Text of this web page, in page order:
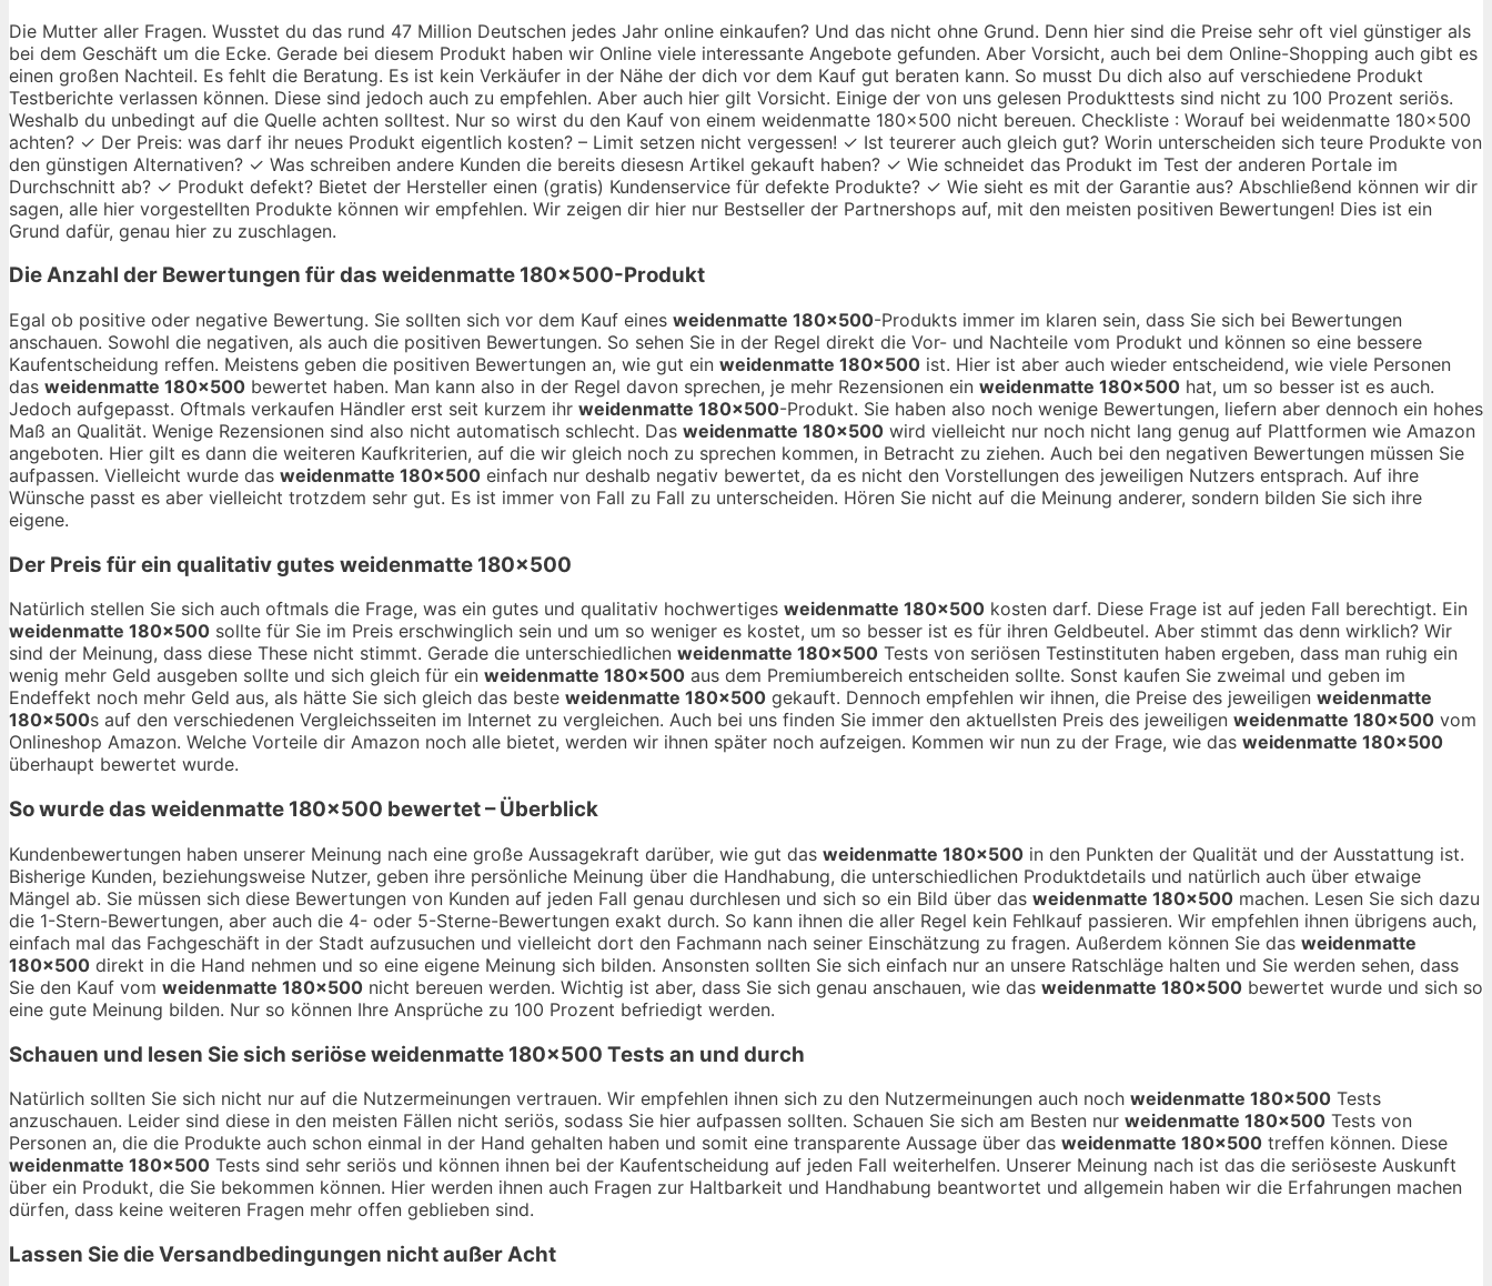
Die Mutter aller Fragen. Wusstet du das rund 47 Million Deutschen jedes Jahr online einkaufen? Und das nicht ohne Grund. Denn hier sind die Preise sehr oft viel günstiger als
bei dem Geschäft um die Ecke. Gerade bei diesem Produkt haben wir Online viele interessante Angebote gefunden. Aber Vorsicht, auch bei dem Online-Shopping auch gibt es
einen großen Nachteil. Es fehlt die Beratung. Es ist kein Verkäufer in der Nähe der dich vor dem Kauf gut beraten kann. So musst Du dich also auf verschiedene Produkt
Testberichte verlassen können. Diese sind jedoch auch zu empfehlen. Aber auch hier gilt Vorsicht. Einige der von uns gelesen Produkttests sind nicht zu 100 Prozent seriös.
Weshalb du unbedingt auf die Quelle achten solltest. Nur so wirst du den Kauf von einem weidenmatte 180×500 nicht bereuen. Checkliste : Worauf bei weidenmatte 180×500
achten? ✓ Der Preis: was darf ihr neues Produkt eigentlich kosten? – Limit setzen nicht vergessen! ✓ Ist teurerer auch gleich gut? Worin unterscheiden sich teure Produkte von
den günstigen Alternativen? ✓ Was schreiben andere Kunden die bereits diesesn Artikel gekauft haben? ✓ Wie schneidet das Produkt im Test der anderen Portale im
Durchschnitt ab? ✓ Produkt defekt? Bietet der Hersteller einen (gratis) Kundenservice für defekte Produkte? ✓ Wie sieht es mit der Garantie aus? Abschließend können wir dir
sagen, alle hier vorgestellten Produkte können wir empfehlen. Wir zeigen dir hier nur Bestseller der Partnershops auf, mit den meisten positiven Bewertungen! Dies ist ein
Grund dafür, genau hier zu zuschlagen.
Die Anzahl der Bewertungen für das weidenmatte 180×500-Produkt
Egal ob positive oder negative Bewertung. Sie sollten sich vor dem Kauf eines weidenmatte 180×500-Produkts immer im klaren sein, dass Sie sich bei Bewertungen
anschauen. Sowohl die negativen, als auch die positiven Bewertungen. So sehen Sie in der Regel direkt die Vor- und Nachteile vom Produkt und können so eine bessere
Kaufentscheidung reffen. Meistens geben die positiven Bewertungen an, wie gut ein weidenmatte 180×500 ist. Hier ist aber auch wieder entscheidend, wie viele Personen
das weidenmatte 180×500 bewertet haben. Man kann also in der Regel davon sprechen, je mehr Rezensionen ein weidenmatte 180×500 hat, um so besser ist es auch.
Jedoch aufgepasst. Oftmals verkaufen Händler erst seit kurzem ihr weidenmatte 180×500-Produkt. Sie haben also noch wenige Bewertungen, liefern aber dennoch ein hohes
Maß an Qualität. Wenige Rezensionen sind also nicht automatisch schlecht. Das weidenmatte 180×500 wird vielleicht nur noch nicht lang genug auf Plattformen wie Amazon
angeboten. Hier gilt es dann die weiteren Kaufkriterien, auf die wir gleich noch zu sprechen kommen, in Betracht zu ziehen. Auch bei den negativen Bewertungen müssen Sie
aufpassen. Vielleicht wurde das weidenmatte 180×500 einfach nur deshalb negativ bewertet, da es nicht den Vorstellungen des jeweiligen Nutzers entsprach. Auf ihre
Wünsche passt es aber vielleicht trotzdem sehr gut. Es ist immer von Fall zu Fall zu unterscheiden. Hören Sie nicht auf die Meinung anderer, sondern bilden Sie sich ihre
eigene.
Der Preis für ein qualitativ gutes weidenmatte 180×500
Natürlich stellen Sie sich auch oftmals die Frage, was ein gutes und qualitativ hochwertiges weidenmatte 180×500 kosten darf. Diese Frage ist auf jeden Fall berechtigt. Ein
weidenmatte 180×500 sollte für Sie im Preis erschwinglich sein und um so weniger es kostet, um so besser ist es für ihren Geldbeutel. Aber stimmt das denn wirklich? Wir
sind der Meinung, dass diese These nicht stimmt. Gerade die unterschiedlichen weidenmatte 180×500 Tests von seriösen Testinstituten haben ergeben, dass man ruhig ein
wenig mehr Geld ausgeben sollte und sich gleich für ein weidenmatte 180×500 aus dem Premiumbereich entscheiden sollte. Sonst kaufen Sie zweimal und geben im
Endeffekt noch mehr Geld aus, als hätte Sie sich gleich das beste weidenmatte 180×500 gekauft. Dennoch empfehlen wir ihnen, die Preise des jeweiligen weidenmatte
180×500s auf den verschiedenen Vergleichsseiten im Internet zu vergleichen. Auch bei uns finden Sie immer den aktuellsten Preis des jeweiligen weidenmatte 180×500 vom
Onlineshop Amazon. Welche Vorteile dir Amazon noch alle bietet, werden wir ihnen später noch aufzeigen. Kommen wir nun zu der Frage, wie das weidenmatte 180×500
überhaupt bewertet wurde.
So wurde das weidenmatte 180×500 bewertet – Überblick
Kundenbewertungen haben unserer Meinung nach eine große Aussagekraft darüber, wie gut das weidenmatte 180×500 in den Punkten der Qualität und der Ausstattung ist.
Bisherige Kunden, beziehungsweise Nutzer, geben ihre persönliche Meinung über die Handhabung, die unterschiedlichen Produktdetails und natürlich auch über etwaige
Mängel ab. Sie müssen sich diese Bewertungen von Kunden auf jeden Fall genau durchlesen und sich so ein Bild über das weidenmatte 180×500 machen. Lesen Sie sich dazu
die 1-Stern-Bewertungen, aber auch die 4- oder 5-Sterne-Bewertungen exakt durch. So kann ihnen die aller Regel kein Fehlkauf passieren. Wir empfehlen ihnen übrigens auch,
einfach mal das Fachgeschäft in der Stadt aufzusuchen und vielleicht dort den Fachmann nach seiner Einschätzung zu fragen. Außerdem können Sie das weidenmatte
180×500 direkt in die Hand nehmen und so eine eigene Meinung sich bilden. Ansonsten sollten Sie sich einfach nur an unsere Ratschläge halten und Sie werden sehen, dass
Sie den Kauf vom weidenmatte 180×500 nicht bereuen werden. Wichtig ist aber, dass Sie sich genau anschauen, wie das weidenmatte 180×500 bewertet wurde und sich so
eine gute Meinung bilden. Nur so können Ihre Ansprüche zu 100 Prozent befriedigt werden.
Schauen und lesen Sie sich seriöseweidenmatte 180×500 Tests an und durch
Natürlich sollten Sie sich nicht nur auf die Nutzermeinungen vertrauen. Wir empfehlen ihnen sich zu den Nutzermeinungen auch noch weidenmatte 180×500 Tests
anzuschauen. Leider sind diese in den meisten Fällen nicht seriös, sodass Sie hier aufpassen sollten. Schauen Sie sich am Besten nur weidenmatte 180×500 Tests von
Personen an, die die Produkte auch schon einmal in der Hand gehalten haben und somit eine transparente Aussage über das weidenmatte 180×500 treffen können. Diese
weidenmatte 180×500 Tests sind sehr seriös und können ihnen bei der Kaufentscheidung auf jeden Fall weiterhelfen. Unserer Meinung nach ist das die seriöseste Auskunft
über ein Produkt, die Sie bekommen können. Hier werden ihnen auch Fragen zur Haltbarkeit und Handhabung beantwortet und allgemein haben wir die Erfahrungen machen
dürfen, dass keine weiteren Fragen mehr offen geblieben sind.
Lassen Sie die Versandbedingungen nicht außer Acht